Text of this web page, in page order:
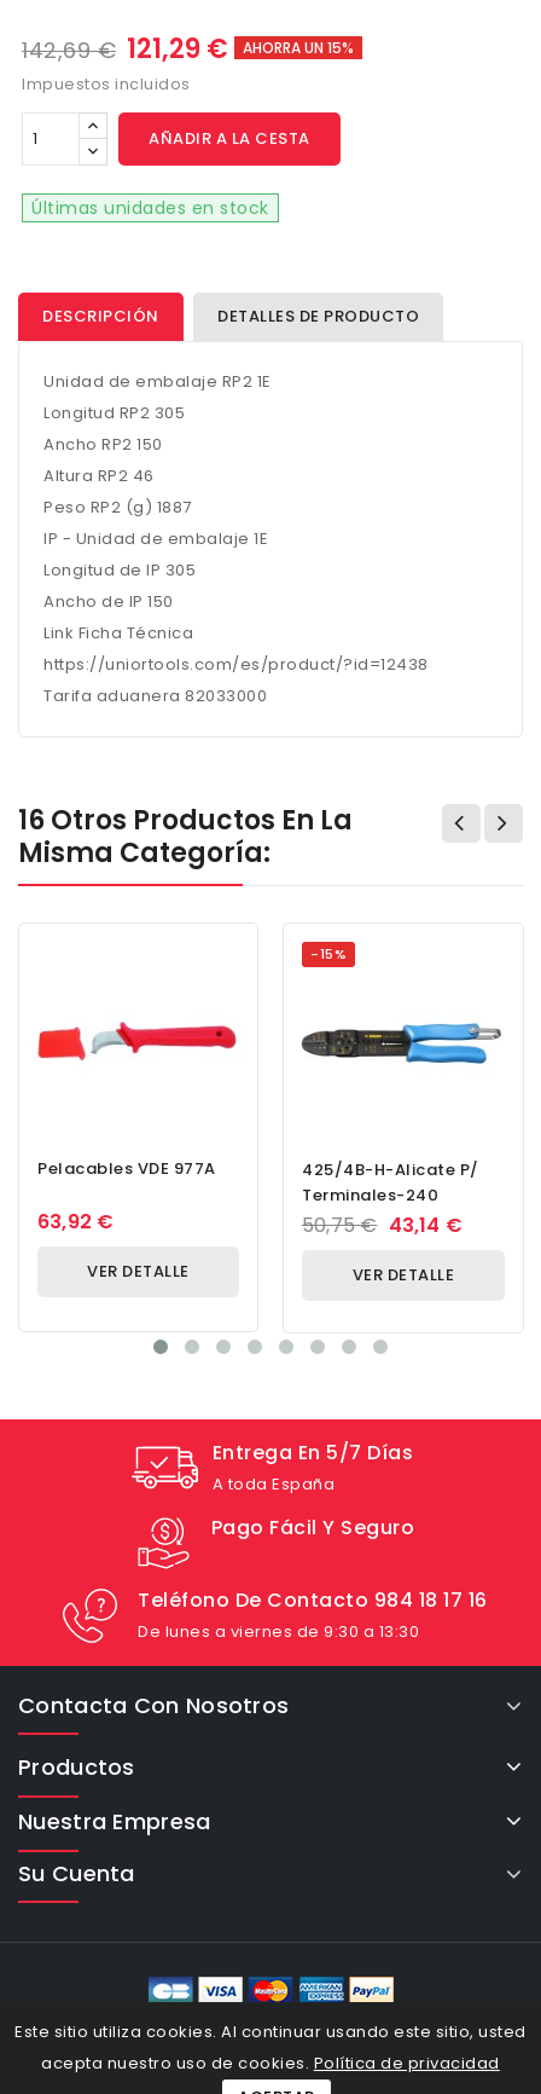
142,69 € 121,29 € AHORRA UN 15%
Impuestos incluidos
AÑADIR A LA CESTA
Últimas unidades en stock
DESCRIPCIÓN DETALLES DE PRODUCTO
Unidad de embalaje RP2 1E
Longitud RP2 305
Ancho RP2 150
Altura RP2 46
Peso RP2 (g) 1887
IP - Unidad de embalaje 1E
Longitud de IP 305
Ancho de IP 150
Link Ficha Técnica
https://uniortools.com/es/product/?id=12438
Tarifa aduanera 82033000
16 Otros Productos En La
Misma Categoría:
Pelacables VDE 977A
63,92 €
VER DETALLE
-15%
425/4B-H-Alicate P/
Terminales-240
50,75 € 43,14 €
VER DETALLE
Entrega En 5/7 Días
A toda España
Pago Fácil Y Seguro
Teléfono De Contacto 984 18 17 16
De lunes a viernes de 9:30 a 13:30
Contacta Con Nosotros
Productos
Nuestra Empresa
Su Cuenta
Este sitio utiliza cookies. Al continuar usando este sitio, usted
acepta nuestro uso de cookies. Política de privacidad
eCommerce Cybertron © 2026